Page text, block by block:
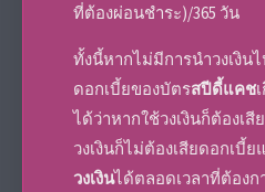
ที่ต้องผ่อนชำระ)/365 วัน
ทั้งนี้หากไม่มีการนำวงเงิน
ดอกเบี้ยของบัตรสปีดี้แคช
ได้ว่าหากใช้วงเงินก็ต้องเ
วงเงินก็ไม่ต้องเสียดอกเบี้
วงเงินได้ตลอดเวลาที่ต้องก